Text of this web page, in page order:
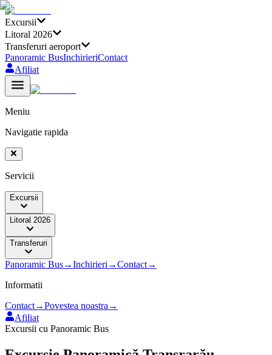
Excursii
Litoral 2026
Transferuri aeroport
Panoramic BusInchirieriContact
Afiliat
Meniu
Navigatie rapida
Servicii
Excursii
Litoral 2026
Transferuri
Panoramic Bus→Inchirieri →Contact→
Informatii
Contact→Povestea noastra →
Afiliat
Excursii cu Panoramic Bus